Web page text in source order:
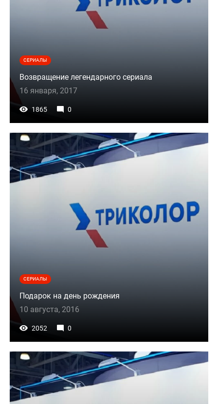
СЕРИАЛЫ
Возвращение легендарного сериала
16 января, 2017
1865 0
СЕРИАЛЫ
Подарок на день рождения
10 августа, 2016
2052 0